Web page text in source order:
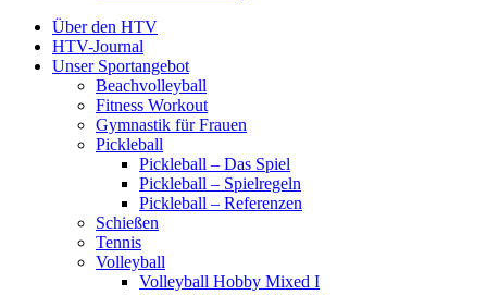
Über den HTV
HTV-Journal
Unser Sportangebot
Beachvolleyball
Fitness Workout
Gymnastik für Frauen
Pickleball
Pickleball – Das Spiel
Pickleball – Spielregeln
Pickleball – Referenzen
Schießen
Tennis
Volleyball
Volleyball Hobby Mixed I